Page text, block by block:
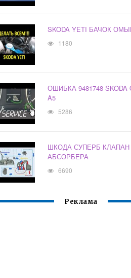
SKODA YETI БАЧОК
1180
ОШИБКА 9481748 SKODA
A5
5286
ШКОДА СУПЕРБ КЛАПАН
АБСОРБЕРА
6690
Реклама